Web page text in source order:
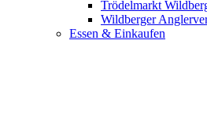
Trödelmarkt
Wildberger
Essen & Einkaufen